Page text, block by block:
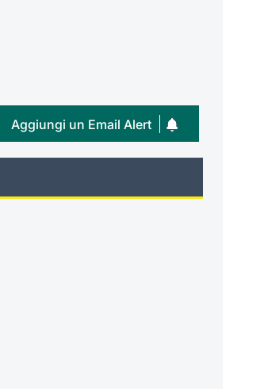
Aggiungi un Email Alert